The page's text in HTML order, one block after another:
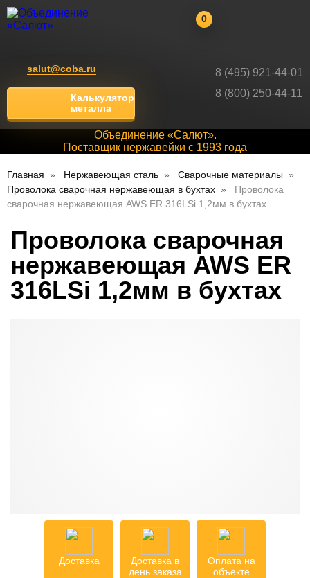
salut@coba.ru
Калькулятор
металла
8 (495) 921-44-01
8 (800) 250-44-11
0
Объединение «Салют».
Поставщик нержавейки с 1993 года
Главная Нержавеющая сталь
Сварочные материалы
Проволока сварочная нержавеющая в бухтах
Проволока
сварочная нержавеющая AWS ER 316LSi 1,2мм в бухтах
Проволока сварочная
нержавеющая AWS ER
316LSi 1,2мм в бухтах
Доставка
Доставка в
день заказа
Оплата на
объекте